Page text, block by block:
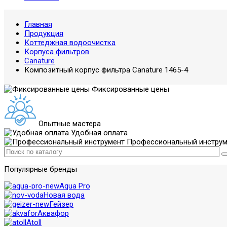
Главная
Продукция
Коттеджная водоочистка
Корпуса фильтров
Canature
Композитный корпус фильтра Canature 1465-4
Фиксированные цены
Опытные мастера
Удобная оплата
Профессиональный
Популярные бренды
Aqua Pro
Новая вода
Гейзер
Аквафор
Atoll